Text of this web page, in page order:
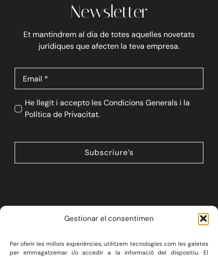
Gestionar el consentimen
Per oferir les millors experiències, utilitzem tecnologies com les galetes
per emmagatzemar i/o accedir a la informació del dispositiu. El
Newsletter
Et mantindrem al dia de totes aquelles novetats
jurídiques que afecten la teva empresa.
He llegit i accepto les Condicions Generals i la
Política de Privacitat.
Subscriure’s
LA FIRMA SERVEIS JURÍDICS